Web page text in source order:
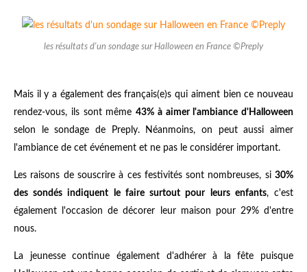
les résultats d'un sondage sur Halloween en France ©Preply
Mais il y a également des français(e)s qui aiment bien ce nouveau
rendez-vous, ils sont même 43% à aimer l'ambiance d'Halloween
selon le sondage de Preply. Néanmoins, on peut aussi aimer
l'ambiance de cet événement et ne pas le considérer important.
Les raisons de souscrire à ces festivités sont nombreuses, si 30%
des sondés indiquent le faire surtout pour leurs enfants, c'est
également l'occasion de décorer leur maison pour 29% d'entre
nous.
La jeunesse continue également d'adhérer à la fête puisque